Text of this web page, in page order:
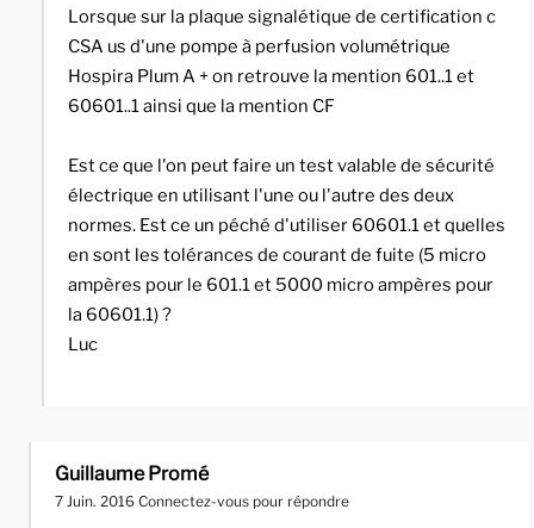
Lorsque sur la plaque signalétique de certification c
CSA us d'une pompe à perfusion volumétrique
Hospira Plum A + on retrouve la mention 601..1 et
60601..1 ainsi que la mention CF
Est ce que l'on peut faire un test valable de sécurité
électrique en utilisant l'une ou l'autre des deux
normes. Est ce un péché d'utiliser 60601.1 et quelles
en sont les tolérances de courant de fuite (5 micro
ampères pour le 601.1 et 5000 micro ampères pour
la 60601.1) ?
Luc
Guillaume Promé
7 Juin. 2016 Connectez-vous pour répondre